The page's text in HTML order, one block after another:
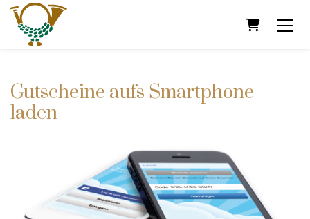
Warenkorb
Gutscheine aufs Smartphone
laden